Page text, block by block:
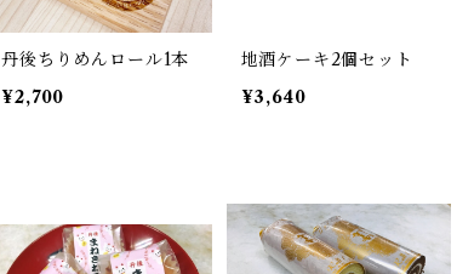
丹後ちりめんロール1本
¥2,700
地酒ケーキ2個セット
¥3,640